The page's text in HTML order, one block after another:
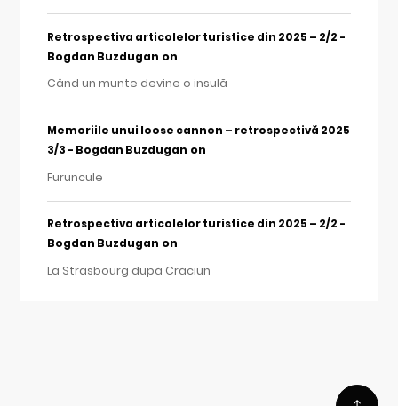
Retrospectiva articolelor turistice din 2025 – 2/2 -
Bogdan Buzdugan on
Când un munte devine o insulă
Memoriile unui loose cannon – retrospectivă 2025
3/3 - Bogdan Buzdugan on
Furuncule
Retrospectiva articolelor turistice din 2025 – 2/2 -
Bogdan Buzdugan on
La Strasbourg după Crăciun